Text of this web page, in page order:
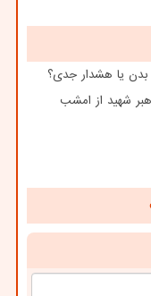
یا هشدار جدی؟
شهید از امشب